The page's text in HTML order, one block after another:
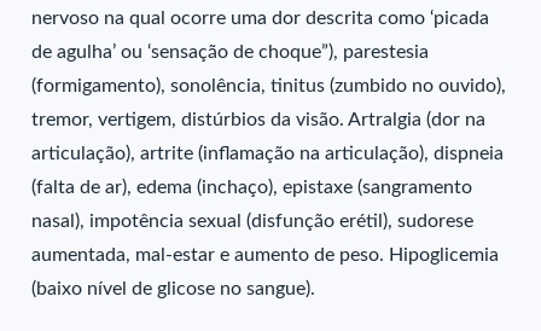
nervoso na qual ocorre uma dor descrita como ‘picada
de agulha’ ou ‘sensação de choque”), parestesia
(formigamento), sonolência, tinitus (zumbido no ouvido),
tremor, vertigem, distúrbios da visão. Artralgia (dor na
articulação), artrite (inflamação na articulação), dispneia
(falta de ar), edema (inchaço), epistaxe (sangramento
nasal), impotência sexual (disfunção erétil), sudorese
aumentada, mal-estar e aumento de peso. Hipoglicemia
(baixo nível de glicose no sangue).